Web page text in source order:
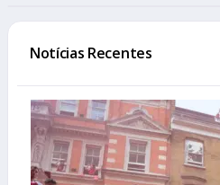
Notícias Recentes